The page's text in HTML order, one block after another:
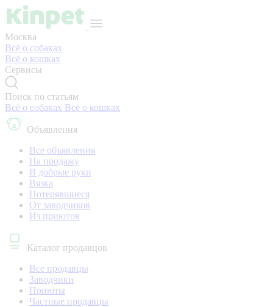
Москва
Всё о собаках
Всё о кошках
Сервисы
Поиск по статьям
Всё о собаках Всё о кошках
Объявления
Все объявления
На продажу
В добрые руки
Вязка
Потерявшиеся
От заводчиков
Из приютов
Каталог продавцов
Все продавцы
Заводчики
Приюты
Частные продавцы